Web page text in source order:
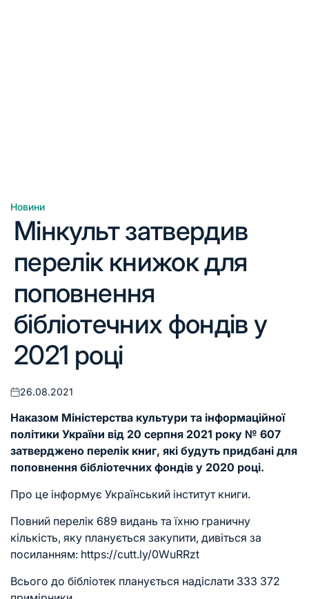
Опублікувати
Новини
Мінкульт затвердив
перелік книжок для
поповнення
бібліотечних фондів у
2021 році
Оприлюднено
26.08.2021
Наказом Міністерства культури та інформаційної
політики України від 20 серпня 2021 року № 607
затверджено перелік книг, які будуть придбані для
поповнення бібліотечних фондів у 2020 році.
Про це інформує Український інститут книги.
Повний перелік 689 видань та їхню граничну
кількість, яку планується закупити, дивіться за
посиланням: https://cutt.ly/0WuRRzt
Всього до бібліотек планується надіслати 333 372